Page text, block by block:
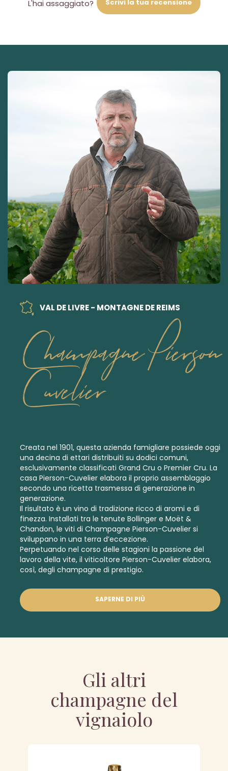
L'hai assaggiato? Scrivi la tua recensione
VAL DE LIVRE - MONTAGNE DE REIMS
Champagne Pierson
Cuvelier
Creata nel 1901, questa azienda famigliare possiede oggi
una decina di ettari distribuiti su dodici comuni,
esclusivamente classificati Grand Cru o Premier Cru. La
casa Pierson-Cuvelier elabora il proprio assemblaggio
secondo una ricetta trasmessa di generazione in
generazione.
Il risultato è un vino di tradizione ricco di aromi e di
finezza. Installati tra le tenute Bollinger e Moët &
Chandon, le viti di Champagne Pierson-Cuvelier si
sviluppano in una terra d’eccezione.
Perpetuando nel corso delle stagioni la passione del
lavoro della vite, il viticoltore Pierson-Cuvelier elabora,
così, degli champagne di prestigio.
SAPERNE DI PIÙ
Gli altri
champagne del
vignaiolo